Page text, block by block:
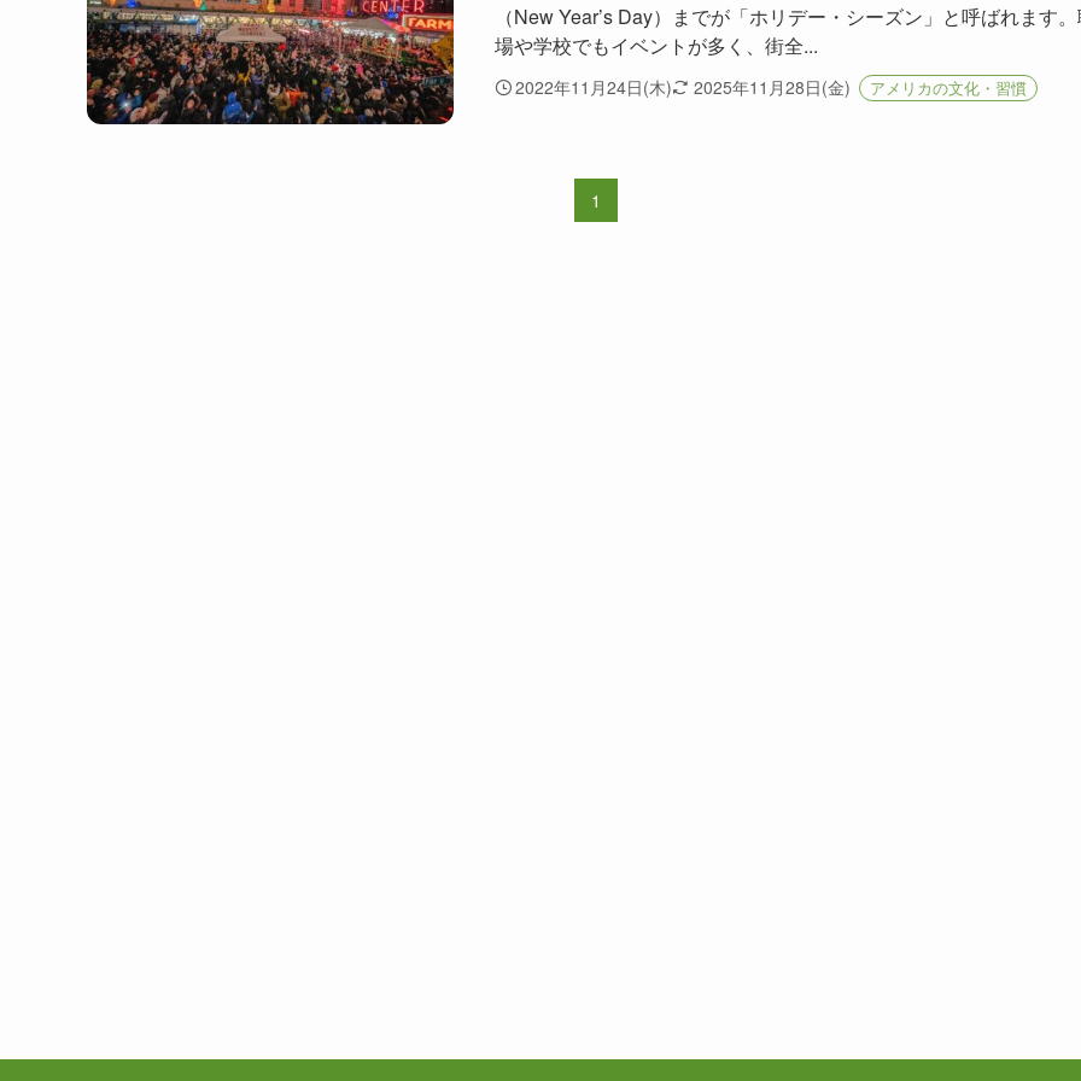
（New Year’s Day）までが「ホリデー・シーズン」と呼ばれます
場や学校でもイベントが多く、街全...
2022年11月24日(木) 2025年11月28日(金) アメリカの文化・習慣
1